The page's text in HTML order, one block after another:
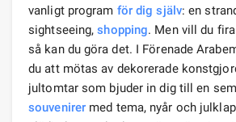
vanligt program för dig själv: en
sightseeing,shopping. Men vill du
så kan du göra det. I Förenade
du att mötas av dekorerade
jultomtar som bjuder in dig till en
souvenirer med tema, nyår och